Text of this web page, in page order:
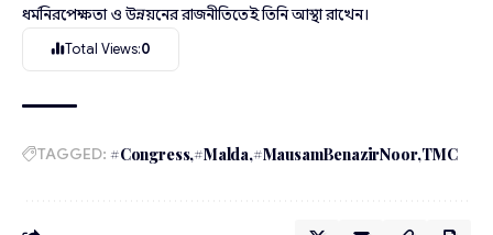
ধর্মনিরপেক্ষতা ও উন্নয়নের রাজনীতিতেই তিনি আস্থা রাখেন।
Total Views:0
TAGGED: #Congress #Malda #MausamBenazirNoor TMC